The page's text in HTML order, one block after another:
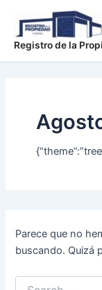
contenido
Registro de la
Parece que no
buscando. Quizá
por: